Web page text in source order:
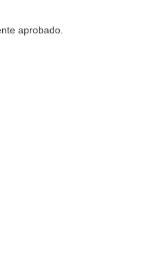
aprobado.